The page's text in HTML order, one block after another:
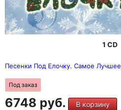
1 CD
Песенки Под Елочку. Самое Лучшее
Под заказ
6748 руб. В корзину